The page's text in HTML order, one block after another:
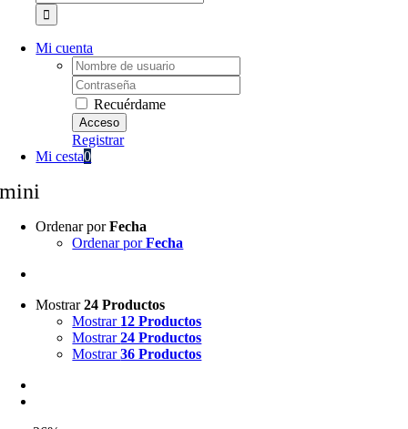
Mi cuenta
Username:
Password:
Recuérdame
Registrar
Mi cesta0
mini
Ordenar porFecha
Ordenar porFecha
Mostrar24 Productos
Mostrar 12 Productos
Mostrar24 Productos
Mostrar36 Productos